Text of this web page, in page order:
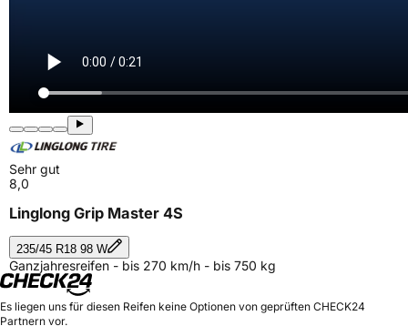
Sehr gut
8,0
Linglong Grip Master 4S
235/45 R18 98 W
Ganzjahresreifen - bis 270 km/h - bis 750 kg
Es liegen uns für diesen Reifen keine Optionen von geprüften CHECK24
Partnern vor.